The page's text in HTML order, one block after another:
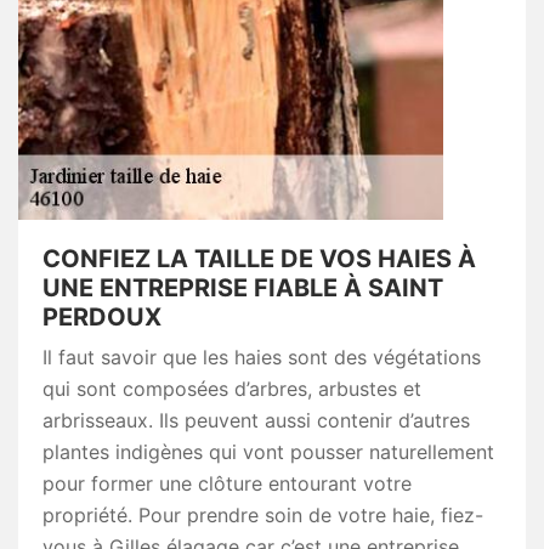
CONFIEZ LA TAILLE DE VOS HAIES À
UNE ENTREPRISE FIABLE À SAINT
PERDOUX
Il faut savoir que les haies sont des végétations
qui sont composées d’arbres, arbustes et
arbrisseaux. Ils peuvent aussi contenir d’autres
plantes indigènes qui vont pousser naturellement
pour former une clôture entourant votre
propriété. Pour prendre soin de votre haie, fiez-